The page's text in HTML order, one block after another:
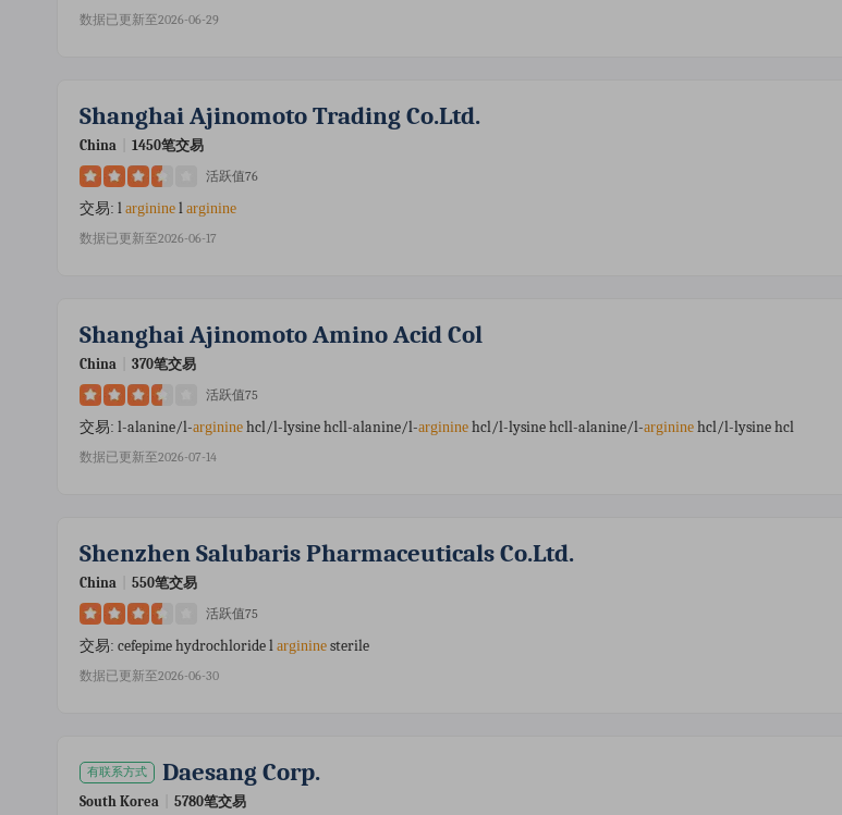
数据已更新至2026-06-29
Shanghai Ajinomoto Trading Co.ltd.
China 1450笔交易
活跃值76
交易: l arginine l arginine
数据已更新至2026-06-17
Shanghai Ajinomoto Amino Acid Col
China 370笔交易
活跃值75
交易: l-alanine/l-arginine hcl/l-lysine hcll-alanine/l-arginine hcl/l-lysine hcll-alanine/l-arginine hcl/l-lysine hcl
数据已更新至2026-07-14
Shenzhen Salubaris Pharmaceuticals Co.ltd.
China 550笔交易
活跃值75
交易: cefepime hydrochloride l arginine sterile
数据已更新至2026-06-30
有联系方式 Daesang Corp.
South Korea 5780笔交易